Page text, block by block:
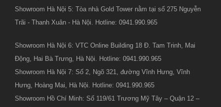
Showroom Hà Nội 5: Tòa nhà Gold Tower nằm tại số 275 Nguyễn
Trãi - Thanh Xuân - Hà Nội. Hotline: 0941.990.965
Showroom Hà Nội 6: VTC Online Building 18 Đ. Tam Trinh, Mai
Động, Hai Bà Trưng, Hà Nội. Hotline: 0941.990.965
Showroom Hà Nội 7: Số 2, Ngõ 321, đường Vĩnh Hưng, Vĩnh
Hưng, Hoàng Mai, Hà Nội. Hotline: 0941.990.965
Showroom Hồ Chí Minh: Số 119/61 Trương Mỹ Tây – Quận 12 –